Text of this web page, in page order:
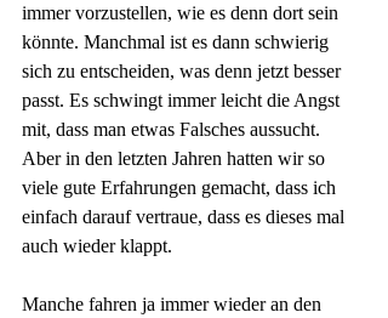
immer vorzustellen, wie es denn dort sein
könnte. Manchmal ist es dann schwierig
sich zu entscheiden, was denn jetzt besser
passt. Es schwingt immer leicht die Angst
mit, dass man etwas Falsches aussucht.
Aber in den letzten Jahren hatten wir so
viele gute Erfahrungen gemacht, dass ich
einfach darauf vertraue, dass es dieses mal
auch wieder klappt.
Manche fahren ja immer wieder an den